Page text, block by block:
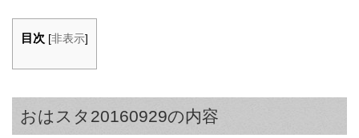
目次 [非表示]
おはスタ20160929の内容